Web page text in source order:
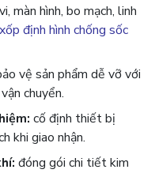
màn hình, bo mạch, linh
xốp định hình chống sốc
vệ sản phẩm dễ vỡ với
chuyển.
cố định thiết bị
khi giao nhận.
đóng gói chi tiết kim